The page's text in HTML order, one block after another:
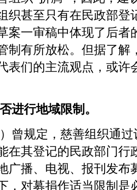
织甚至只有在民政部登
案一审稿中体现了后者
制有所放松。但据了解
表们的主流观点，或许
进行地域限制。
曾规定，慈善组织通
在其登记的民政部门行
广播、电视、报刊发布
，对募捐作适当限制是